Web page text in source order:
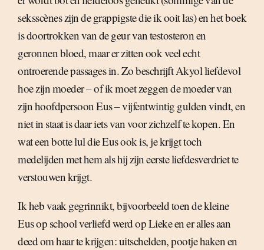
seksscènes zijn de grappigste die ik ooit las) en het boek
is doortrokken van de geur van testosteron en
geronnen bloed, maar er zitten ook veel echt
ontroerende passages in. Zo beschrijft Akyol liefdevol
hoe zijn moeder – of ik moet zeggen de moeder van
zijn hoofdpersoon Eus – vijfentwintig gulden vindt, en
niet in staat is daar iets van voor zichzelf te kopen. En
wat een botte lul die Eus ook is, je krijgt toch
medelijden met hem als hij zijn eerste liefdesverdriet te
verstouwen krijgt.
Ik heb vaak gegrinnikt, bijvoorbeeld toen de kleine
Eus op school verliefd werd op Lieke en er alles aan
deed om haar te krijgen: uitschelden, pootje haken en